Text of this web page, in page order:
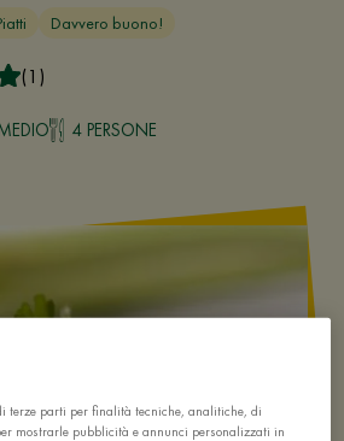
Davvero buono!
(1)
4 PERSONE
terze parti per finalità tecniche, analitiche, di
mostrarle pubblicità e annunci personalizzati in